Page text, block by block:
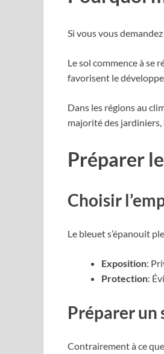
Si vous vous
Le sol commence à se
favorisent le
Dans les régions au
majorité des jardiniers,
Préparer
Choisir
Le bleuet s’épanouit
Exposition:
Protection:
Préparer un
Contrairement à ce